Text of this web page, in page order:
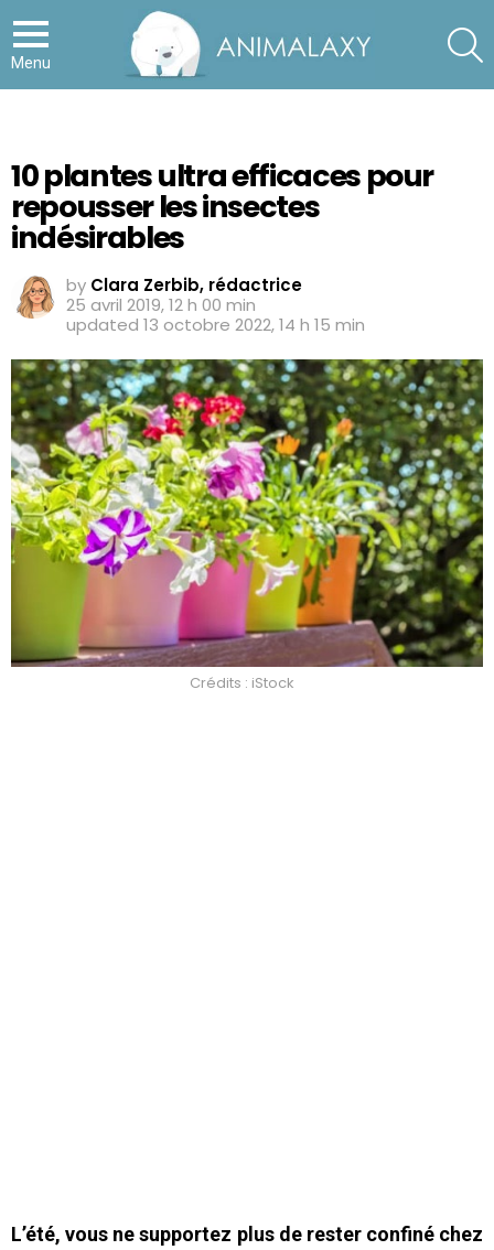
Menu
10 plantes ultra efficaces pour
repousser les insectes
indésirables
by Clara Zerbib, rédactrice
25 avril 2019, 12 h 00 min
updated 13 octobre 2022, 14 h 15 min
Crédits : iStock
L’été, vous ne supportez plus de rester confiné chez